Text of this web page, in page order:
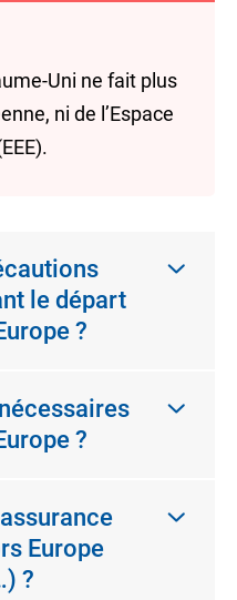
Uni ne fait plus
, ni de l’Espace
.
le départ
?
?
Europe
?